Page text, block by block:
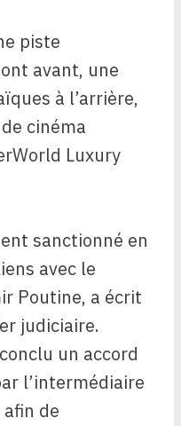
piste
avant, une
à l’arrière,
cinéma
Luxury
sanctionné en
avec le
Poutine, a écrit
judiciaire.
un accord
l’intermédiaire
afin de